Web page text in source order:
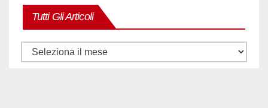
Tutti Gli Articoli
Tutti